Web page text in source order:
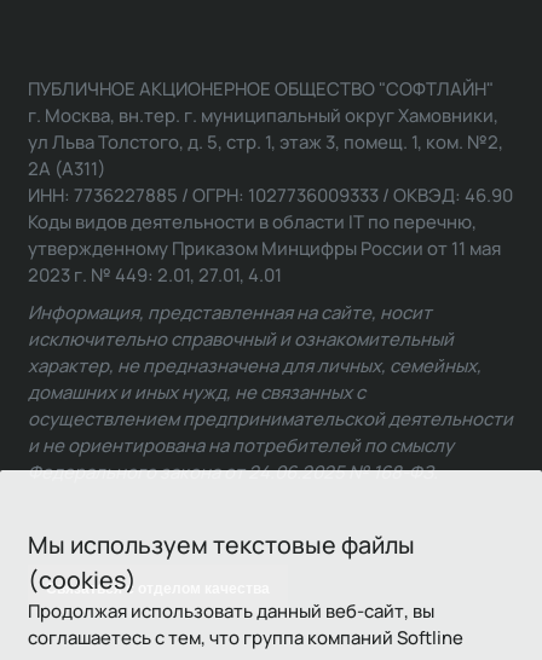
Мы используем текстовые файлы
(cookies)
Продолжая использовать данный веб-сайт, вы
соглашаетесь с тем, что группа компаний Softline
Связаться с отделом качества
ПУБЛИЧНОЕ АКЦИОНЕРНОЕ ОБЩЕСТВО "СОФТЛАЙН"
г. Москва, вн.тер. г. муниципальный округ Хамовники,
ул Льва Толстого, д. 5, стр. 1, этаж 3, помещ. 1, ком. №2,
2А (А311)
ИНН: 7736227885 / ОГРН: 1027736009333 / ОКВЭД: 46.90
Коды видов деятельности в области IT по перечню,
утвержденному Приказом Минцифры России от 11 мая
2023 г. № 449: 2.01, 27.01, 4.01
Информация, представленная на сайте, носит
исключительно справочный и ознакомительный
характер, не предназначена для личных, семейных,
домашних и иных нужд, не связанных с
осуществлением предпринимательской деятельности
и не ориентирована на потребителей по смыслу
Федерального закона от 24.06.2025 № 168-ФЗ.